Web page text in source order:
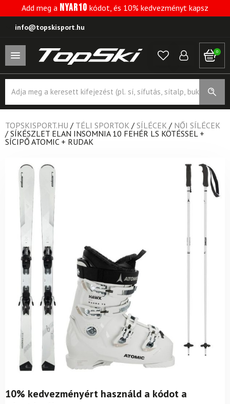
Add meg a NYAR10 kódot, és 10% kedvezményt kapsz
info@topskisport.hu
0
search
TOPSKISPORT.HU / TÉLI SPORTOK / SÍLÉCEK / NŐI SÍLÉCEK
/ SÍKÉSZLET ELAN INSOMNIA 10 FEHÉR LS KÖTÉSSEL +
SÍCIPŐ ATOMIC + RUDAK
10% kedvezményért használd a kódot a